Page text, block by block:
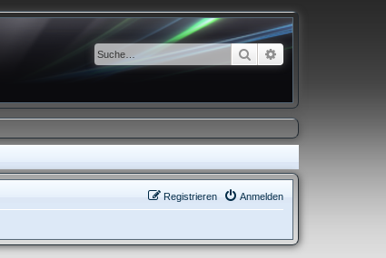
Suche Erweiterte Suche
Anmelden
Registrieren